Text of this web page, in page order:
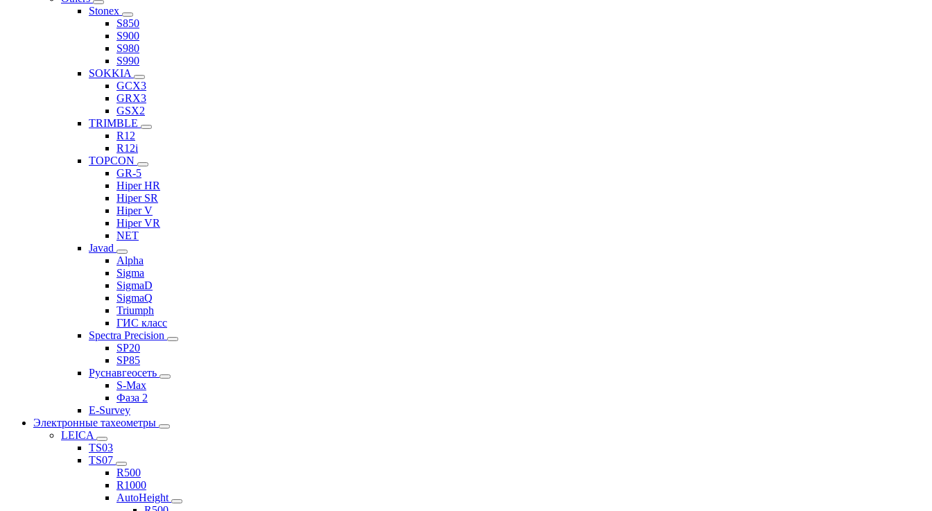
Stonex
S850
S900
S980
S990
SOKKIA
GCX3
GRX3
GSX2
TRIMBLE
R12
R12i
TOPCON
GR-5
Hiper HR
Hiper SR
Hiper V
Hiper VR
NET
Javad
Alpha
Sigma
SigmaD
SigmaQ
Triumph
ГИС класс
Spectra Precision
SP20
SP85
Руснавгеосеть
S-Max
Фаза 2
E-Survey
Электронные тахеометры
LEICA
TS03
TS07
R500
R1000
AutoHeight